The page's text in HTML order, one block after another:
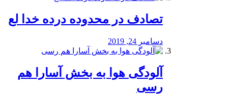
تصادف در محدوده درده خدا لع
دسامبر 24, 2019
آلودگی هوا به بخش آسارا هم
رسی